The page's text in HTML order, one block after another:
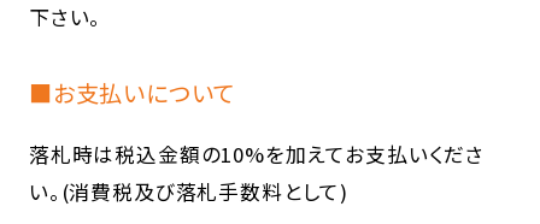
下さい。
■お支払いについて
落札時は税込金額の10%を加えてお支払いくださ
い。(消費税及び落札手数料として)